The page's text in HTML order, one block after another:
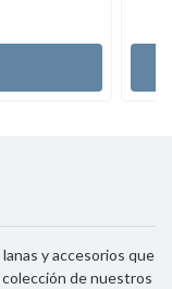
y accesorios que
de nuestros